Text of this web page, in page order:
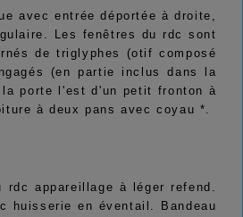
avec entrée déportée à droite,
Les fenêtres du rdc sont
de triglyphes (otif composé
(en partie inclus dans la
la porte l'est d'un petit fronton à
à deux pans avec coyau *.
appareillage à léger refend.
huisserie en éventail. Bandeau